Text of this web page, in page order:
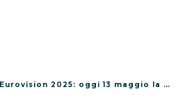
Eurovision 2025: oggi 13 maggio la prima semifinale a Basilea, Lucio Corsi ospite per l’Italia